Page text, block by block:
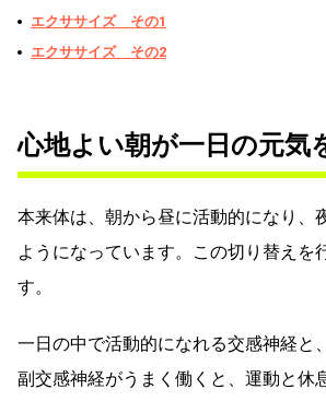
エクササイズ その1
エクササイズ その2
心地よい朝が一日の元気
本来体は、朝から昼に活動的になり、
ようになっています。この切り替えを
す。
一日の中で活動的になれる交感神経と
副交感神経がうまく働くと、運動と休